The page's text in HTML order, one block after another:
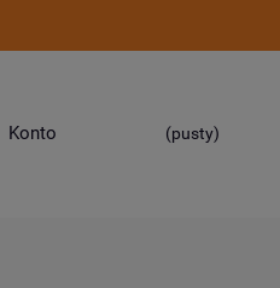
(pusty)
Konto